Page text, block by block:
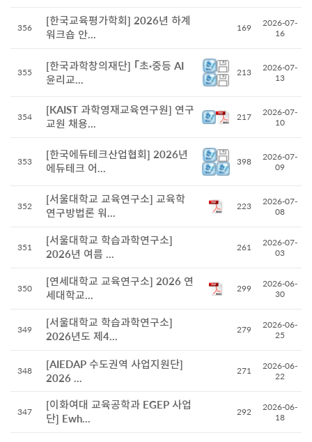
356
[한국교육평가학회] 2026년 하계
워크숍 안...
169
2026-07-
16
355
[한국과학창의재단] ｢초·중등 AI
윤리교...
213
2026-07-
13
354
[KAIST 과학영재교육연구원] 연구
교원 채용...
217
2026-07-
10
353
[한국에듀테크산업협회] 2026년
에듀테크 어...
398
2026-07-
09
352
[서울대학교 교육연구소] 교육학
연구방법론 워...
223
2026-07-
08
351
[서울대학교 학습과학연구소]
2026년 여름 ...
261
2026-07-
03
350
[연세대학교 교육연구소] 2026 연
세대학교...
299
2026-06-
30
349
[서울대학교 학습과학연구소]
2026년도 제4...
279
2026-06-
25
348
[AIEDAP 수도권역 사업지원단]
2026 ...
271
2026-06-
22
347
[이화여대 교육공학과 EGEP 사업
단] Ewh...
292
2026-06-
18